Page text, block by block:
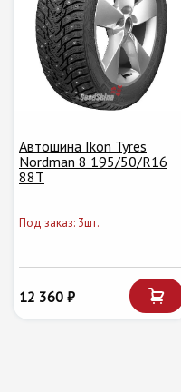
Автошина Ikon Tyres
Nordman 8 195/50/R16
88T
Под заказ: 3шт.
12 360 ₽